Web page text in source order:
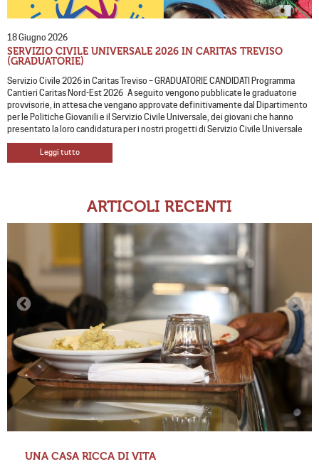
18 Giugno 2026
SERVIZIO CIVILE UNIVERSALE 2026 IN CARITAS TREVISO
(GRADUATORIE)
Servizio Civile 2026 in Caritas Treviso – GRADUATORIE CANDIDATI Programma
Cantieri Caritas Nord-Est 2026 A seguito vengono pubblicate le graduatorie
provvisorie, in attesa che vengano approvate definitivamente dal Dipartimento
per le Politiche Giovanili e il Servizio Civile Universale, dei giovani che hanno
presentato la loro candidatura per i nostri progetti di Servizio Civile Universale
Leggi tutto
ARTICOLI RECENTI
UNA CASA RICCA DI VITA